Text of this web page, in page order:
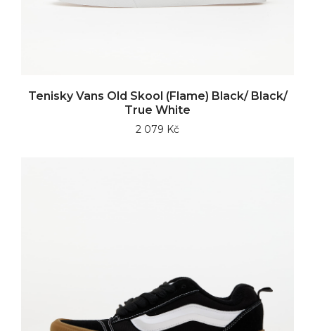
Tenisky Vans Old Skool (Flame) Black/ Black/
True White
2 079 Kč